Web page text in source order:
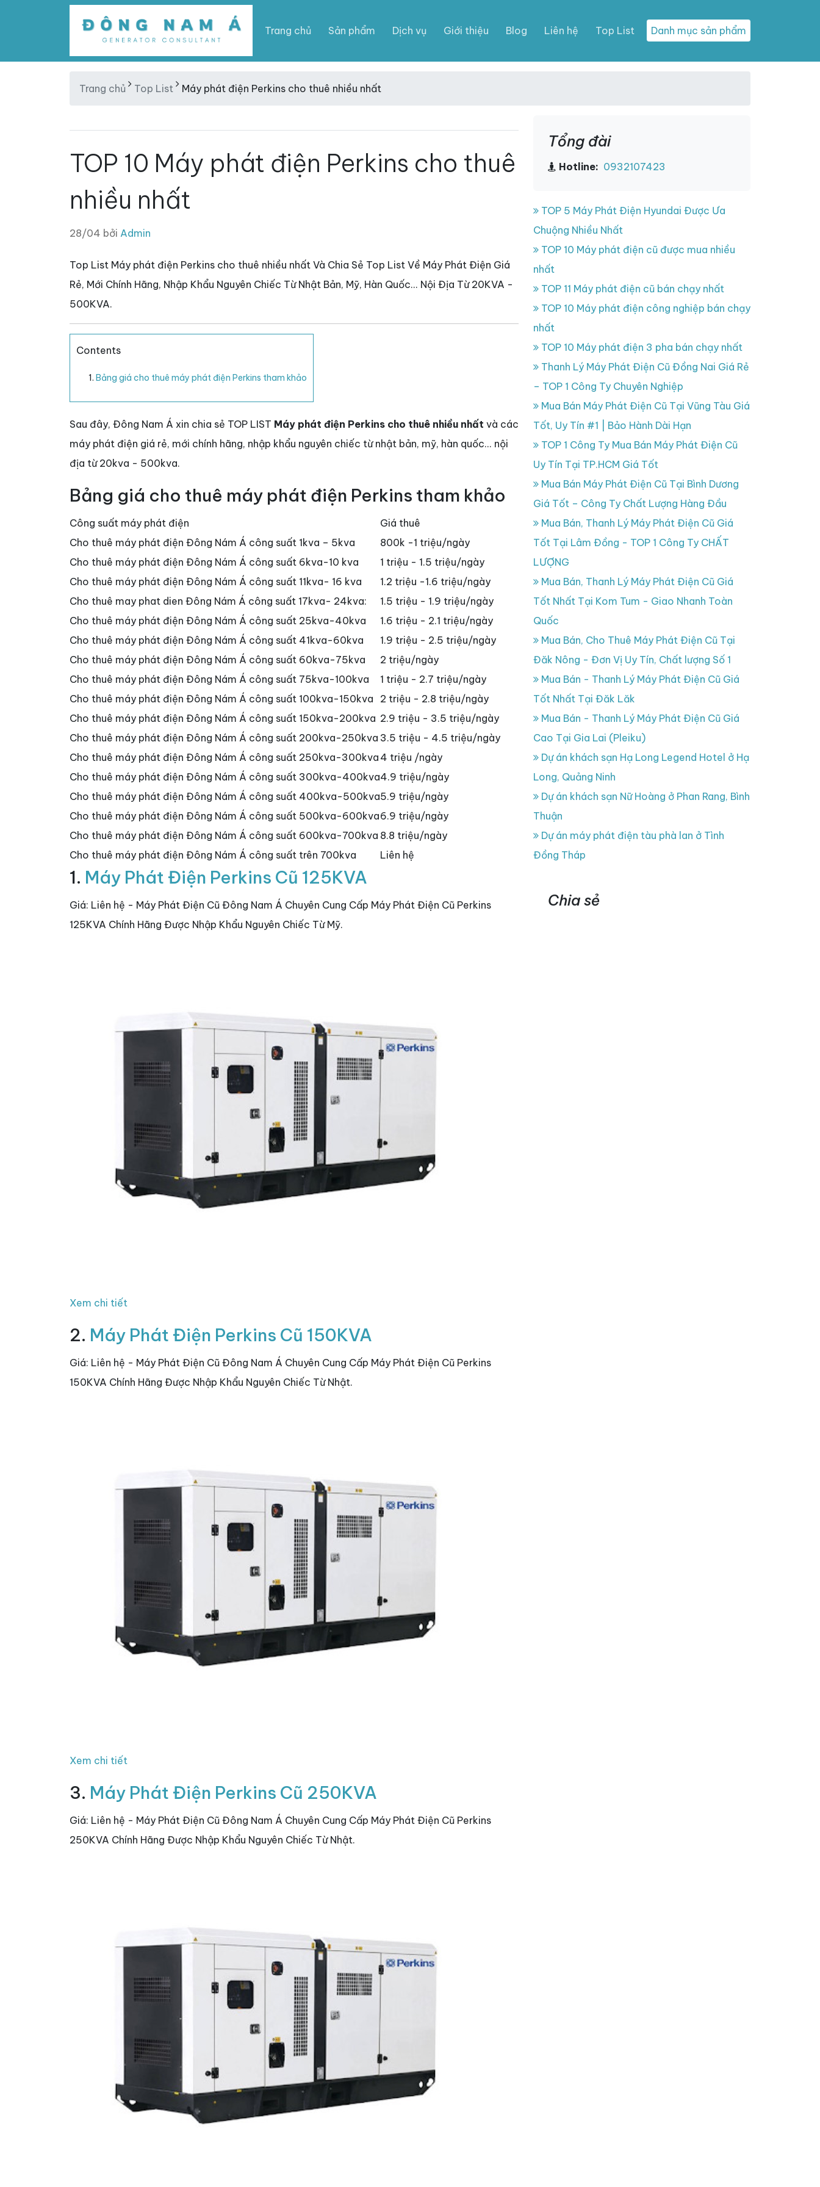
Trang chủ Sản phẩm Dịch vụ Giới thiệu Blog Liên hệ Top List Danh mục sản phẩm
Trang chủ Top List Máy phát điện Perkins cho thuê nhiều nhất
TOP 10 Máy phát điện Perkins cho thuê
nhiều nhất
28/04 bởi Admin
Top List Máy phát điện Perkins cho thuê nhiều nhất Và Chia Sẻ Top List Về Máy Phát Điện Giá
Rẻ, Mới Chính Hãng, Nhập Khẩu Nguyên Chiếc Từ Nhật Bản, Mỹ, Hàn Quốc... Nội Địa Từ 20KVA -
500KVA.
Contents
Bảng giá cho thuê máy phát điện Perkins tham khảo
Sau đây, Đông Nam Á xin chia sẻ TOP LIST Máy phát điện Perkins cho thuê nhiều nhất và các
máy phát điện giá rẻ, mới chính hãng, nhập khẩu nguyên chiếc từ nhật bản, mỹ, hàn quốc... nội
địa từ 20kva - 500kva.
Bảng giá cho thuê máy phát điện Perkins tham khảo
Công suất máy phát điện
Giá thuê
Cho thuê máy phát điện Đông Nám Á công suất 1kva – 5kva
800k -1 triệu/ngày
Cho thuê máy phát điện Đông Nám Á công suất 6kva-10 kva
1 triệu - 1.5 triệu/ngày
Cho thuê máy phát điện Đông Nám Á công suất 11kva- 16 kva
1.2 triệu -1.6 triệu/ngày
Cho thuê may phat dien Đông Nám Á công suất 17kva- 24kva:
1.5 triệu - 1.9 triệu/ngày
Cho thuê máy phát điện Đông Nám Á công suất 25kva-40kva
1.6 triệu - 2.1 triệu/ngày
Cho thuê máy phát điện Đông Nám Á công suất 41kva-60kva
1.9 triệu - 2.5 triệu/ngày
Cho thuê máy phát điện Đông Nám Á công suất 60kva-75kva
2 triệu/ngày
Cho thuê máy phát điện Đông Nám Á công suất 75kva-100kva
1 triệu - 2.7 triệu/ngày
Cho thuê máy phát điện Đông Nám Á công suất 100kva-150kva
2 triệu - 2.8 triệu/ngày
Cho thuê máy phát điện Đông Nám Á công suất 150kva-200kva 2.9 triệu - 3.5 triệu/ngày
Cho thuê máy phát điện Đông Nám Á công suất 200kva-250kva 3.5 triệu - 4.5 triệu/ngày
Cho thuê máy phát điện Đông Nám Á công suất 250kva-300kva 4 triệu /ngày
Cho thuê máy phát điện Đông Nám Á công suất 300kva-400kva4.9 triệu/ngày
Cho thuê máy phát điện Đông Nám Á công suất 400kva-500kva5.9 triệu/ngày
Cho thuê máy phát điện Đông Nám Á công suất 500kva-600kva6.9 triệu/ngày
Cho thuê máy phát điện Đông Nám Á công suất 600kva-700kva 8.8 triệu/ngày
Cho thuê máy phát điện Đông Nám Á công suất trên 700kva
Liên hệ
1. Máy Phát Điện Perkins Cũ 125KVA
Giá: Liên hệ - Máy Phát Điện Cũ Đông Nam Á Chuyên Cung Cấp Máy Phát Điện Cũ Perkins
125KVA Chính Hãng Được Nhập Khẩu Nguyên Chiếc Từ Mỹ.
Xem chi tiết
2. Máy Phát Điện Perkins Cũ 150KVA
Giá: Liên hệ - Máy Phát Điện Cũ Đông Nam Á Chuyên Cung Cấp Máy Phát Điện Cũ Perkins
150KVA Chính Hãng Được Nhập Khẩu Nguyên Chiếc Từ Nhật.
Xem chi tiết
3. Máy Phát Điện Perkins Cũ 250KVA
Giá: Liên hệ - Máy Phát Điện Cũ Đông Nam Á Chuyên Cung Cấp Máy Phát Điện Cũ Perkins
250KVA Chính Hãng Được Nhập Khẩu Nguyên Chiếc Từ Nhật.
Tổng đài
Hotline: 0932107423
TOP 5 Máy Phát Điện Hyundai Được Ưa
Chuộng Nhiều Nhất
TOP 10 Máy phát điện cũ được mua nhiều
nhất
TOP 11 Máy phát điện cũ bán chạy nhất
TOP 10 Máy phát điện công nghiệp bán chạy
nhất
TOP 10 Máy phát điện 3 pha bán chạy nhất
Thanh Lý Máy Phát Điện Cũ Đồng Nai Giá Rẻ
– TOP 1 Công Ty Chuyên Nghiệp
Mua Bán Máy Phát Điện Cũ Tại Vũng Tàu Giá
Tốt, Uy Tín #1 | Bảo Hành Dài Hạn
TOP 1 Công Ty Mua Bán Máy Phát Điện Cũ
Uy Tín Tại TP.HCM Giá Tốt
Mua Bán Máy Phát Điện Cũ Tại Bình Dương
Giá Tốt – Công Ty Chất Lượng Hàng Đầu
Mua Bán, Thanh Lý Máy Phát Điện Cũ Giá
Tốt Tại Lâm Đồng - TOP 1 Công Ty CHẤT
LƯỢNG
Mua Bán, Thanh Lý Máy Phát Điện Cũ Giá
Tốt Nhất Tại Kom Tum - Giao Nhanh Toàn
Quốc
Mua Bán, Cho Thuê Máy Phát Điện Cũ Tại
Đăk Nông - Đơn Vị Uy Tín, Chất lượng Số 1
Mua Bán - Thanh Lý Máy Phát Điện Cũ Giá
Tốt Nhất Tại Đăk Lăk
Mua Bán - Thanh Lý Máy Phát Điện Cũ Giá
Cao Tại Gia Lai (Pleiku)
Dự án khách sạn Hạ Long Legend Hotel ở Hạ
Long, Quảng Ninh
Dự án khách sạn Nữ Hoàng ở Phan Rang, Bình
Thuận
Dự án máy phát điện tàu phà lan ở Tình
Đồng Tháp
Chia sẻ